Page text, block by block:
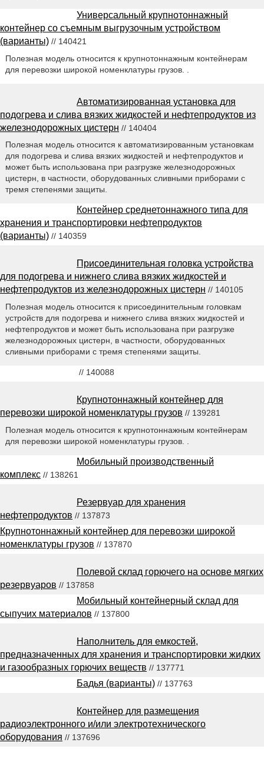
Универсальный крупнотоннажный
контейнер со съемным выгрузочным устройством
(варианты) // 140421
Полезная модель относится к крупнотоннажным контейнерам
для перевозки широкой номенклатуры грузов. .
Автоматизированная установка для
подогрева и слива вязких жидкостей и нефтепродуктов из
железнодорожных цистерн // 140404
Полезная модель относится к автоматизированным установкам
для подогрева и слива вязких жидкостей и нефтепродуктов и
может быть использована при разгрузке железнодорожных
цистерн, в частности, оборудованных сливными приборами с
тремя степенями защиты.
Контейнер среднетоннажного типа для
хранения и транспортировки нефтепродуктов
(варианты) // 140359
Присоединительная головка устройства
для подогрева и нижнего слива вязких жидкостей и
нефтепродуктов из железнодорожных цистерн // 140105
Полезная модель относится к присоединительным головкам
устройств для подогрева и нижнего слива вязких жидкостей и
нефтепродуктов и может быть использована при разгрузке
железнодорожных цистерн, в частности, оборудованных
сливными приборами с тремя степенями защиты.
// 140088
Крупнотоннажный контейнер для
перевозки широкой номенклатуры грузов // 139281
Полезная модель относится к крупнотоннажным контейнерам
для перевозки широкой номенклатуры грузов. .
Мобильный производственный
комплекс // 138261
Резервуар для хранения
нефтепродуктов // 137873
Крупнотоннажный контейнер для перевозки широкой
номенклатуры грузов // 137870
Полевой склад горючего на основе мягких
резервуаров // 137858
Мобильный контейнерный склад для
сыпучих материалов // 137800
Наполнитель для емкостей,
предназначенных для хранения и транспортировки жидких
и газообразных горючих веществ // 137771
Бадья (варианты) // 137763
Контейнер для размещения
радиоэлектронного и/или электротехнического
оборудования // 137696